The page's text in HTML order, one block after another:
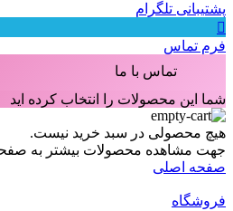
پشتیبانی تلگرام
فرم تماس
تماس با ما
شما این محصولات را انتخاب کرده اید
هیچ محصولی در سبد خرید نیست.
جهت مشاهده محصولات بیشتر به
صفحه اصلی
فروشگاه